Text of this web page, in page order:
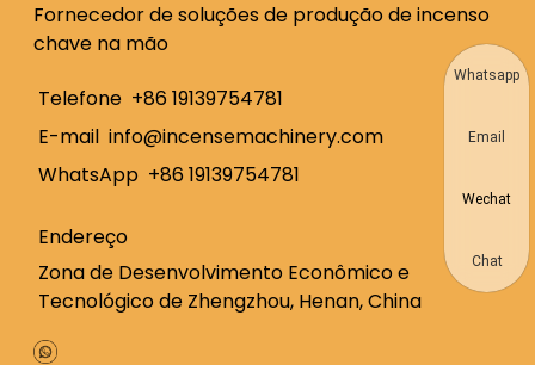
Fornecedor de soluções de produção de incenso
chave na mão
Telefone +86 19139754781
E-mail info@incensemachinery.com
WhatsApp +86 19139754781
Endereço
Zona de Desenvolvimento Econômico e
Tecnológico de Zhengzhou, Henan, China
Whatsapp
Email
Wechat
Chat